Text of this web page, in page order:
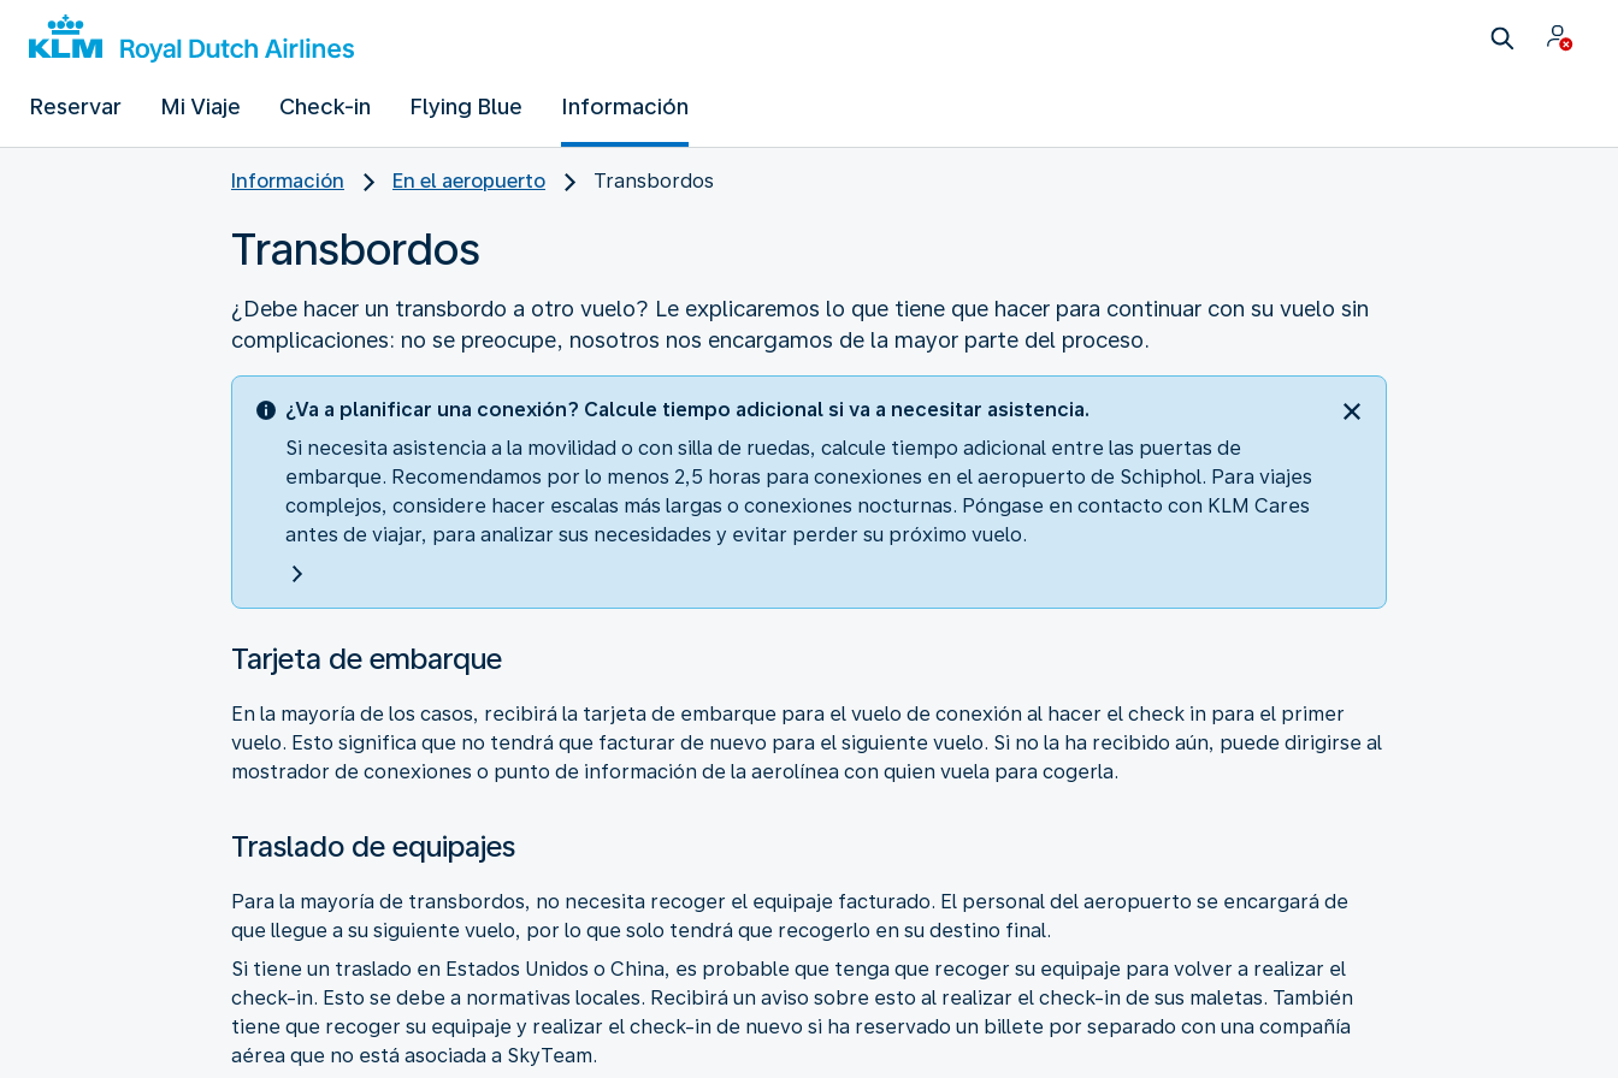
Reservar Mi Viaje Check-in Flying Blue Información
Información En el aeropuerto Transbordos
Transbordos
¿Debe hacer un transbordo a otro vuelo? Le explicaremos lo que tiene que hacer para continuar con su vuelo sin
complicaciones: no se preocupe, nosotros nos encargamos de la mayor parte del proceso.
¿Va a planificar una conexión? Calcule tiempo adicional si va a necesitar asistencia.
Si necesita asistencia a la movilidad o con silla de ruedas, calcule tiempo adicional entre las puertas de
embarque. Recomendamos por lo menos 2,5 horas para conexiones en el aeropuerto de Schiphol. Para viajes
complejos, considere hacer escalas más largas o conexiones nocturnas. Póngase en contacto con KLM Cares
antes de viajar, para analizar sus necesidades y evitar perder su próximo vuelo.
Tarjeta de embarque
En la mayoría de los casos, recibirá la tarjeta de embarque para el vuelo de conexión al hacer el check in para el primer
vuelo. Esto significa que no tendrá que facturar de nuevo para el siguiente vuelo. Si no la ha recibido aún, puede dirigirse al
mostrador de conexiones o punto de información de la aerolínea con quien vuela para cogerla.
Traslado de equipajes
Para la mayoría de transbordos, no necesita recoger el equipaje facturado. El personal del aeropuerto se encargará de
que llegue a su siguiente vuelo, por lo que solo tendrá que recogerlo en su destino final.
Si tiene un traslado en Estados Unidos o China, es probable que tenga que recoger su equipaje para volver a realizar el
check-in. Esto se debe a normativas locales. Recibirá un aviso sobre esto al realizar el check-in de sus maletas. También
tiene que recoger su equipaje y realizar el check-in de nuevo si ha reservado un billete por separado con una compañía
aérea que no está asociada a SkyTeam.